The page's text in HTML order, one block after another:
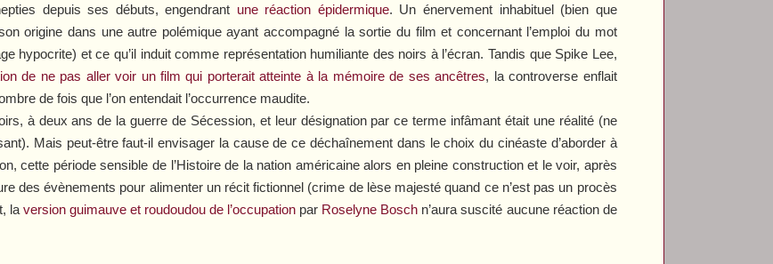
depuis ses débuts, engendrant une réaction épidermique. Un énervement inhabituel (bien que
origine dans une autre polémique ayant accompagné la sortie du film et concernant l’emploi du mot
hypocrite) et ce qu’il induit comme représentation humiliante des noirs à l’écran. Tandis que Spike Lee,
de ne pas aller voir un film qui porterait atteinte à la mémoire de ses ancêtres, la controverse enflait
de fois que l’on entendait l’occurrence maudite.
à deux ans de la guerre de Sécession, et leur désignation par ce terme infâmant était une réalité (ne
Mais peut-être faut-il envisager la cause de ce déchaînement dans le choix du cinéaste d’aborder à
cette période sensible de l’Histoire de la nation américaine alors en pleine construction et le voir, après
des évènements pour alimenter un récit fictionnel (crime de lèse majesté quand ce n’est pas un procès
la version guimauve et roudoudou de l’occupation par Roselyne Bosch n’aura suscité aucune réaction de